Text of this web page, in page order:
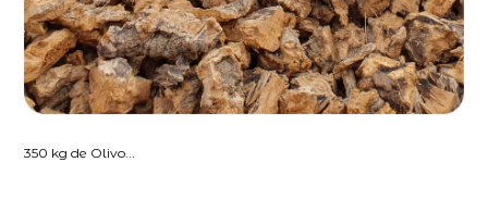
350 kg de Olivo...